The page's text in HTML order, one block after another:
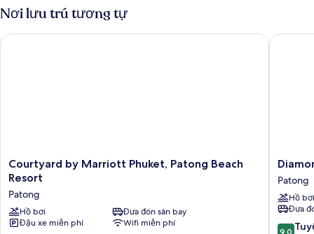
king
Deluxe,
giường
Nơi lưu trú tương tự
Courtyard
by
Phuket,
Patong
Beach
Courtyard by Marriott Phuket, Patong Beach
Resort
Patong
Hồ bơi
Đưa đón sân bay
Đậu xe miễn phí
Wifi miễn phí
Courtyard by Marriott Phuket, Patong Beach Resort
Cliff
Resort
&
Spa,
Patong
Patong
Hồ bơi
Đưa
9.0
9,0